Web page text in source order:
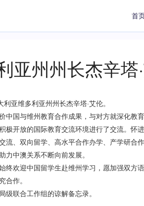
首
亚州州长杰辛塔
维多利亚州州长杰辛塔·艾伦。
国与维州教育合作成果，与对方就深化教
开放的国际教育交流环境进行了交流。怀进
流、双向留学、高水平合作办学、产学研合
中澳关系不断向前发展。
欢迎中国留学生赴维州学习，愿加强双方
合作。
联合工作组的谅解备忘录。